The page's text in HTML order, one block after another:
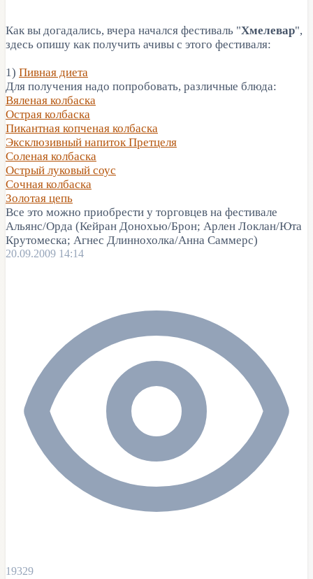
Как вы догадались, вчера начался фестиваль "Хмелевар",
здесь опишу как получить ачивы с этого фестиваля:
1) Пивная диета
Для получения надо попробовать, различные блюда:
Вяленая колбаска
Острая колбаска
Пикантная копченая колбаска
Эксклюзивный напиток Претцеля
Соленая колбаска
Острый луковый соус
Сочная колбаска
Золотая цепь
Все это можно приобрести у торговцев на фестивале
Альянс/Орда (Кейран Донохью/Брон; Арлен Локлан/Юта
Крутомеска; Агнес Длиннохолка/Анна Саммерс)
20.09.2009 14:14
19329